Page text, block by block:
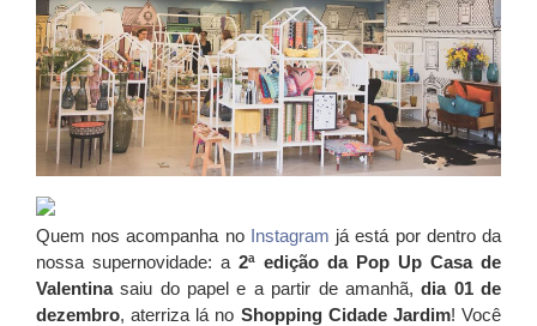
Quem nos acompanha no Instagram já está por dentro da
nossa supernovidade: a 2ª edição da Pop Up Casa de
Valentinasaiu do papel e a partir de amanhã,dia 01 de
dezembro, aterriza lá no Shopping Cidade Jardim! Você